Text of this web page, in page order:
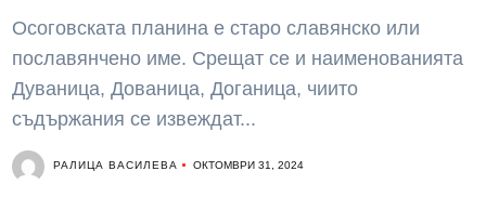
Осоговската планина е старо славянско или
пославянчено име. Срещат се и наименованията
Дуваница, Дованица, Доганица, чиито
съдържания се извеждат...
РАЛИЦА ВАСИЛЕВА ОКТОМВРИ 31, 2024